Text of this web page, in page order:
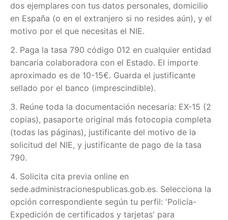
dos ejemplares con tus datos personales, domicilio
en España (o en el extranjero si no resides aún), y el
motivo por el que necesitas el NIE.
Paga la tasa 790 código 012 en cualquier entidad
bancaria colaboradora con el Estado. El importe
aproximado es de 10-15€. Guarda el justificante
sellado por el banco (imprescindible).
Reúne toda la documentación necesaria: EX-15 (2
copias), pasaporte original más fotocopia completa
(todas las páginas), justificante del motivo de la
solicitud del NIE, y justificante de pago de la tasa
790.
Solicita cita previa online en
sede.administracionespublicas.gob.es. Selecciona la
opción correspondiente según tu perfil: 'Policía-
Expedición de certificados y tarjetas' para